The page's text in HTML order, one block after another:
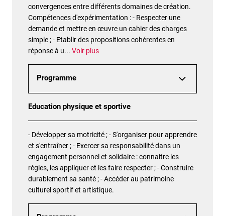
convergences entre différents domaines de création.
Compétences d'expérimentation : - Respecter une
demande et mettre en œuvre un cahier des charges
simple ; - Etablir des propositions cohérentes en
réponse à u... Voir plus
Programme
Education physique et sportive
- Développer sa motricité ; - S'organiser pour apprendre
et s'entraîner ; - Exercer sa responsabilité dans un
engagement personnel et solidaire : connaitre les
règles, les appliquer et les faire respecter ; - Construire
durablement sa santé ; - Accéder au patrimoine
culturel sportif et artistique.